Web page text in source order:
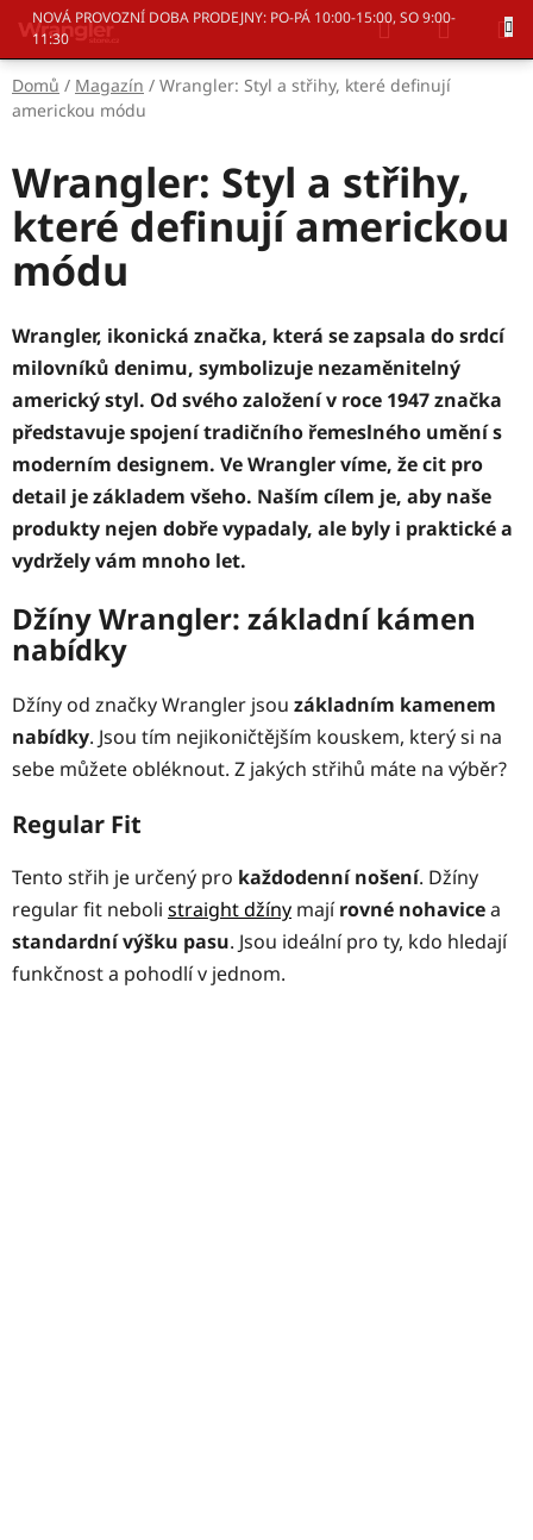
Přejít
obsah
NOVÁ PROVOZNÍ DOBA PRODEJNY: PO-PÁ 10:00-15:00, SO 9:00-
11:30
Hledat
KOŠÍK
Domů / Magazín / Wrangler: Styl a střihy, které definují
americkou módu
Wrangler: Styl a střihy,
které definují americkou
módu
Wrangler, ikonická značka, která se zapsala do srdcí
milovníků denimu, symbolizuje nezaměnitelný
americký styl. Od svého založení v roce 1947 značka
představuje spojení tradičního řemeslného umění s
moderním designem. Ve Wrangler víme, že cit pro
detail je základem všeho. Naším cílem je, aby naše
produkty nejen dobře vypadaly, ale byly i praktické a
vydržely vám mnoho let.
Džíny Wrangler: základní kámen
nabídky
Džíny od značky Wrangler jsou základním kamenem
nabídky. Jsou tím nejikoničtějším kouskem, který si na
sebe můžete obléknout. Z jakých střihů máte na výběr?
Regular Fit
Tento střih je určený pro každodenní nošení. Džíny
regular fit neboli straight džíny majírovné nohavicea
standardní výšku pasu. Jsou ideální pro ty, kdo hledají
funkčnost a pohodlí v jednom.